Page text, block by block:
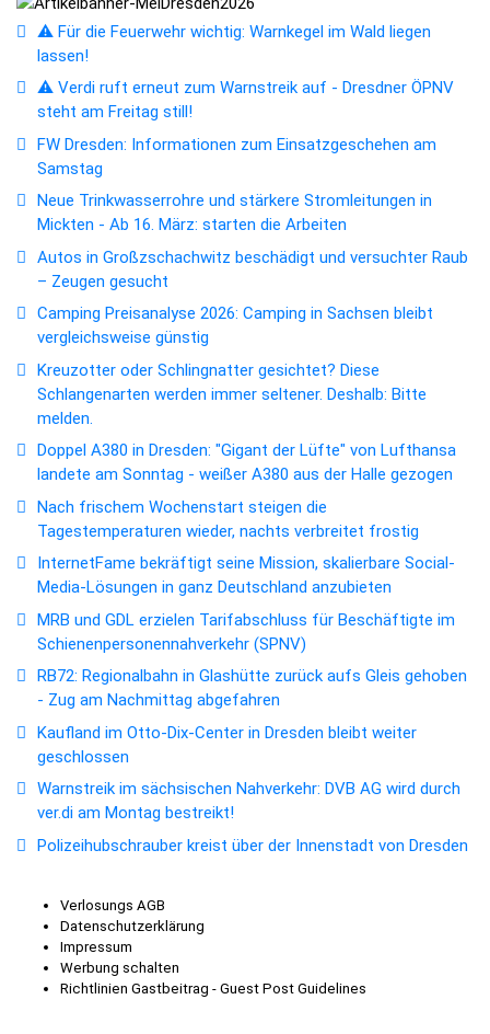
⚠️ Für die Feuerwehr wichtig: Warnkegel im Wald liegen
lassen!
⚠️ Verdi ruft erneut zum Warnstreik auf - Dresdner ÖPNV
steht am Freitag still!
FW Dresden: Informationen zum Einsatzgeschehen am
Samstag
Neue Trinkwasserrohre und stärkere Stromleitungen in
Mickten - Ab 16. März: starten die Arbeiten
Autos in Großzschachwitz beschädigt und versuchter Raub
– Zeugen gesucht
Camping Preisanalyse 2026: Camping in Sachsen bleibt
vergleichsweise günstig
Kreuzotter oder Schlingnatter gesichtet? Diese
Schlangenarten werden immer seltener. Deshalb: Bitte
melden.
Doppel A380 in Dresden: "Gigant der Lüfte" von Lufthansa
landete am Sonntag - weißer A380 aus der Halle gezogen
Nach frischem Wochenstart steigen die
Tagestemperaturen wieder, nachts verbreitet frostig
InternetFame bekräftigt seine Mission, skalierbare Social-
Media-Lösungen in ganz Deutschland anzubieten
MRB und GDL erzielen Tarifabschluss für Beschäftigte im
Schienenpersonennahverkehr (SPNV)
RB72: Regionalbahn in Glashütte zurück aufs Gleis gehoben
- Zug am Nachmittag abgefahren
Kaufland im Otto-Dix-Center in Dresden bleibt weiter
geschlossen
Warnstreik im sächsischen Nahverkehr: DVB AG wird durch
ver.di am Montag bestreikt!
Polizeihubschrauber kreist über der Innenstadt von Dresden
Verlosungs AGB
Datenschutzerklärung
Impressum
Werbung schalten
Richtlinien Gastbeitrag - Guest Post Guidelines